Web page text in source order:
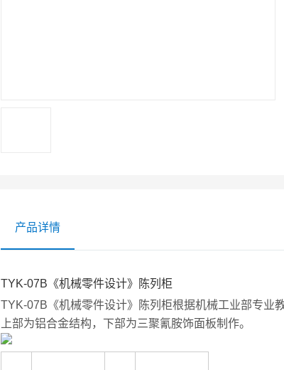
产品详情
TYK-07B《机械零件设计》陈列柜
TYK-07B《机械零件设计》陈列柜根据机械工业部专业
上部为铝合金结构，下部为三聚氰胺饰面板制作。